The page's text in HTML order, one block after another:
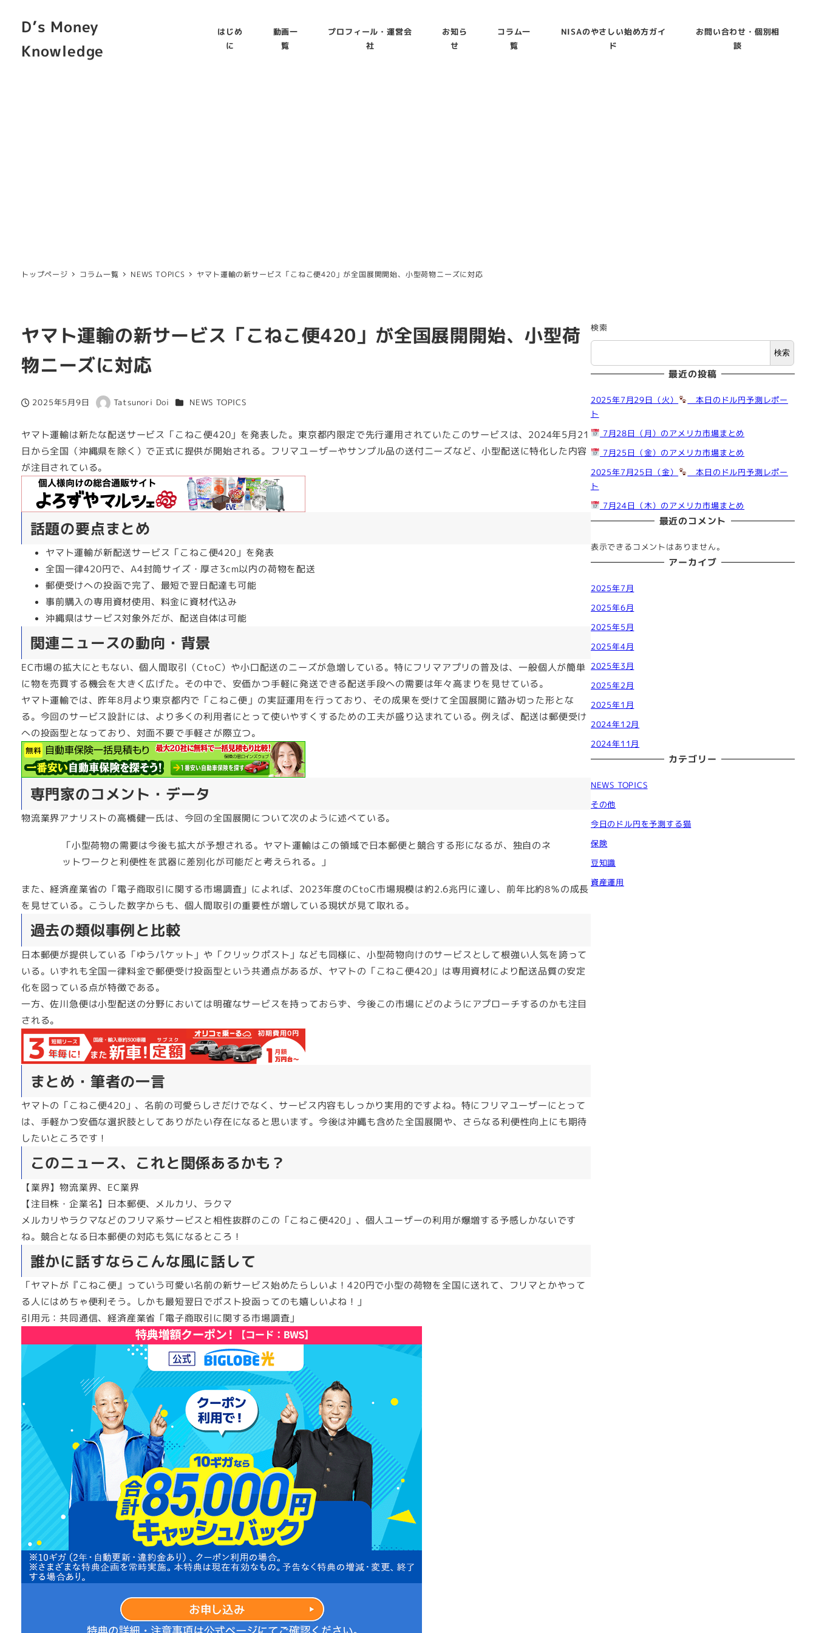
D’s Money
Knowledge
はじめ
に
動画一
覧
プロフィール・運営会
社
お知ら
せ
コラム一
覧
NISAのやさしい始め方ガイ
ド
お問い合わせ・個別相
談
トップページ コラム一覧 NEWS TOPICS ヤマト運輸の新サービス「こねこ便420」が全国展開開始、小型荷物ニーズに対応
ヤマト運輸の新サービス「こねこ便420」が全国展開開始、小型荷
物ニーズに対応
投稿日
2025年5月9日
著
Tatsunori Doi カテゴリー
NEWS TOPICS
ヤマト運輸は新たな配送サービス「こねこ便420」を発表した。東京都内限定で先行運用されていたこのサービスは、2024年5月21
日から全国（沖縄県を除く）で正式に提供が開始される。フリマユーザーやサンプル品の送付ニーズなど、小型配送に特化した内容
が注目されている。
話題の要点まとめ
ヤマト運輸が新配送サービス「こねこ便420」を発表
全国一律420円で、A4封筒サイズ・厚さ3cm以内の荷物を配送
郵便受けへの投函で完了、最短で翌日配達も可能
事前購入の専用資材使用、料金に資材代込み
沖縄県はサービス対象外だが、配送自体は可能
関連ニュースの動向・背景
EC市場の拡大にともない、個人間取引（CtoC）や小口配送のニーズが急増している。特にフリマアプリの普及は、一般個人が簡単
に物を売買する機会を大きく広げた。その中で、安価かつ手軽に発送できる配送手段への需要は年々高まりを見せている。
ヤマト運輸では、昨年8月より東京都内で「こねこ便」の実証運用を行っており、その成果を受けて全国展開に踏み切った形とな
る。今回のサービス設計には、より多くの利用者にとって使いやすくするための工夫が盛り込まれている。例えば、配送は郵便受け
への投函型となっており、対面不要で手軽さが際立つ。
専門家のコメント・データ
物流業界アナリストの高橋健一氏は、今回の全国展開について次のように述べている。
「小型荷物の需要は今後も拡大が予想される。ヤマト運輸はこの領域で日本郵便と競合する形になるが、独自のネ
ットワークと利便性を武器に差別化が可能だと考えられる。」
また、経済産業省の「電子商取引に関する市場調査」によれば、2023年度のCtoC市場規模は約2.6兆円に達し、前年比約8％の成長
を見せている。こうした数字からも、個人間取引の重要性が増している現状が見て取れる。
過去の類似事例と比較
日本郵便が提供している「ゆうパケット」や「クリックポスト」なども同様に、小型荷物向けのサービスとして根強い人気を誇って
いる。いずれも全国一律料金で郵便受け投函型という共通点があるが、ヤマトの「こねこ便420」は専用資材により配送品質の安定
化を図っている点が特徴である。
一方、佐川急便は小型配送の分野においては明確なサービスを持っておらず、今後この市場にどのようにアプローチするのかも注目
される。
まとめ・筆者の一言
ヤマトの「こねこ便420」、名前の可愛らしさだけでなく、サービス内容もしっかり実用的ですよね。特にフリマユーザーにとって
は、手軽かつ安価な選択肢としてありがたい存在になると思います。今後は沖縄も含めた全国展開や、さらなる利便性向上にも期待
したいところです！
このニュース、これと関係あるかも？
【業界】物流業界、EC業界
【注目株・企業名】日本郵便、メルカリ、ラクマ
メルカリやラクマなどのフリマ系サービスと相性抜群のこの「こねこ便420」、個人ユーザーの利用が爆増する予感しかないです
ね。競合となる日本郵便の対応も気になるところ！
誰かに話すならこんな風に話して
「ヤマトが『こねこ便』っていう可愛い名前の新サービス始めたらしいよ！420円で小型の荷物を全国に送れて、フリマとかやって
る人にはめちゃ便利そう。しかも最短翌日でポスト投函ってのも嬉しいよね！」
引用元：共同通信、経済産業省「電子商取引に関する市場調査」
検索
検索
最近の投稿
2025年7月29日（火）
本日のドル円予測レポー
ト
7月28日（月）のアメリカ市場まとめ
7月25日（金）のアメリカ市場まとめ
2025年7月25日（金）
本日のドル円予測レポー
ト
7月24日（木）のアメリカ市場まとめ
最近のコメント
表示できるコメントはありません。
アーカイブ
2025年7月
2025年6月
2025年5月
2025年4月
2025年3月
2025年2月
2025年1月
2024年12月
2024年11月
カテゴリー
NEWS TOPICS
その他
今日のドル円を予測する猫
保険
豆知識
資産運用